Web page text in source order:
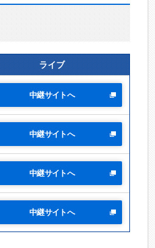
ライブ
中継サイトへ
中継サイトへ
中継サイトへ
中継サイトへ